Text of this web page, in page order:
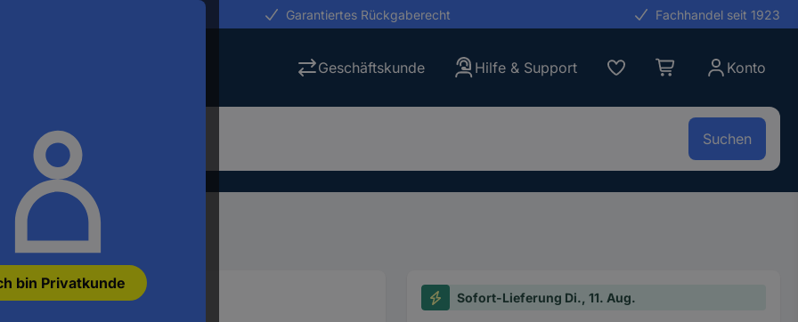
bin Privatkunde
Garantiertes Rückgaberecht Fachhandel seit 1923
Geschäftskunde Hilfe & Support Konto
Suchen
RC Heli
Sofort-Lieferung Di., 11. Aug.